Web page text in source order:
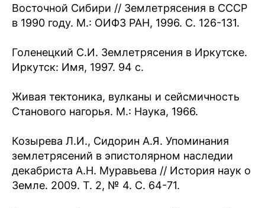
Восточной Сибири // Землетрясения в СССР
в 1990 году. М.: ОИФЗ РАН, 1996. С. 126-131.
Голенецкий С.И. Землетрясения в Иркутске.
Иркутск: Имя, 1997. 94 с.
Живая тектоника, вулканы и сейсмичность
Станового нагорья. М.: Наука, 1966.
Козырева Л.И., Сидорин А.Я. Упоминания
землетрясений в эпистолярном наследии
декабриста А.Н. Муравьева // История наук о
Земле. 2009. Т. 2, № 4. C. 64-71.